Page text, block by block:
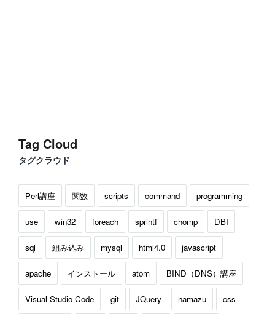
Tag Cloud
タグクラウド
Perl講座 関数 scripts command programming
use win32 foreach sprintf chomp DBI
sql 組み込み mysql html4.0 javascript
apache インストール atom BIND（DNS）講座
Visual Studio Code git JQuery namazu css